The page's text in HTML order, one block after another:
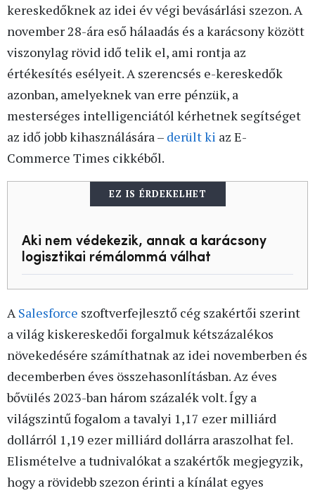
kereskedőknek az idei év végi bevásárlási szezon. A
november 28-ára eső hálaadás és a karácsony között
viszonylag rövid idő telik el, ami rontja az
értékesítés esélyeit. A szerencsés e-kereskedők
azonban, amelyeknek van erre pénzük, a
mesterséges intelligenciától kérhetnek segítséget
az idő jobb kihasználására – derült ki az E-
Commerce Times cikkéből.
EZ IS ÉRDEKELHET
Aki nem védekezik, annak a karácsony
logisztikai rémálommá válhat
A Salesforce szoftverfejlesztő cég szakértői szerint
a világ kiskereskedői forgalmuk kétszázalékos
növekedésére számíthatnak az idei novemberben és
decemberben éves összehasonlításban. Az éves
bővülés 2023-ban három százalék volt. Így a
világszintű fogalom a tavalyi 1,17 ezer milliárd
dollárról 1,19 ezer milliárd dollárra araszolhat fel.
Elismételve a tudnivalókat a szakértők megjegyzik,
hogy a rövidebb szezon érinti a kínálat egyes